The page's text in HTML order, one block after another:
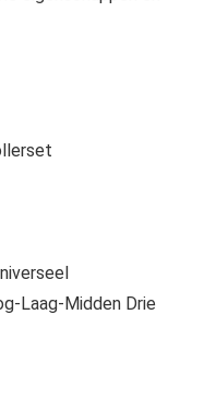
Laag-Midden Drie